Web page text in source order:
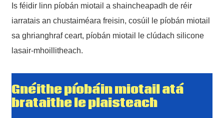
Is féidir linn píobán miotail a shaincheapadh de réir
iarratais an chustaiméara freisin, cosúil le píobán miotail
sa ghrianghraf ceart, píobán miotail le clúdach silicone
lasair-mhoillitheach.
Gnéithe píobáin miotail atá
brataithe le plaisteach
*Message Cannot be empty!
AI Helps Write
* SUBMIT